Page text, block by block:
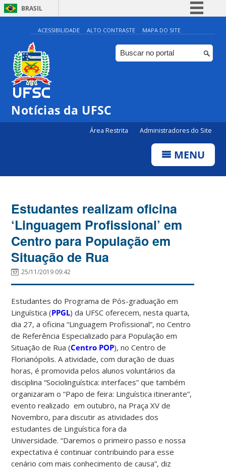
BRASIL
Simplifique!
Comunica BR
Participe
ACESSIBILIDADE ALTO CONTRASTE MAPA DO SITE
Notícias da UFSC
Área Restrita Administradores do Site
MENU
Estudantes realizam oficina
‘Linguagem Profissional’ em
Centro para População em
Situação de Rua
25/11/2019 09:42
Estudantes do Programa de Pós-graduação em
Linguística (PPGL) da UFSC oferecem, nesta quarta,
dia 27, a oficina “Linguagem Profissional”, no Centro
de Referência Especializado para População em
Situação de Rua (Centro POP), no Centro de
Florianópolis. A atividade, com duração de duas
horas, é promovida pelos alunos voluntários da
disciplina “Sociolinguística: interfaces” que também
organizaram o “Papo de feira: Linguística itinerante”,
evento realizado em outubro, na Praça XV de
Novembro, para discutir as atividades dos
estudantes de Linguística fora da
Universidade. “Daremos o primeiro passo e nossa
expectativa é continuar contribuindo para esse
cenário com mais conhecimento de causa”, diz